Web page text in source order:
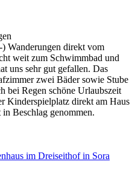
Wanderungen direkt vom
weit zum Schwimmbad und
uns sehr gut gefallen. Das
zwei Bäder sowie Stube
bei Regen schöne Urlaubszeit
Kinderspielplatz direkt am Haus
Beschlag genommen.
im Dreiseithof in Sora